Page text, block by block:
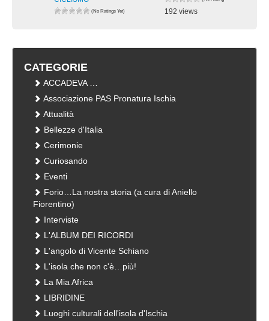
(No Ratings Yet)
192 views
CATEGORIE
ACCADEVA …
Associazione PAS Pronatura Ischia
Attualità
Bellezze d'Italia
Cerimonie
Curiosando
Eventi
Forio…La nostra storia (a cura di Aniello
Fiorentino)
Interviste
L'ALBUM DEI RICORDI
L'angolo di Vicente Schiano
L'isola che non c'è…più!
La Mia Africa
LIBRIDINE
Luoghi culturali dell'isola d'Ischia